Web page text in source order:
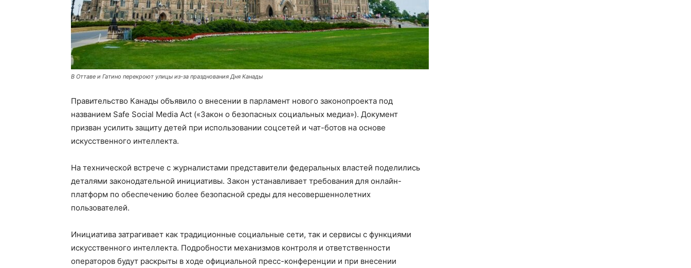
В Оттаве и Гатино перекроют улицы из-за празднования Дня Канады
Правительство Канады объявило о внесении в парламент нового законопроекта под
названием Safe Social Media Act («Закон о безопасных социальных медиа»). Документ
призван усилить защиту детей при использовании соцсетей и чат-ботов на основе
искусственного интеллекта.
На технической встрече с журналистами представители федеральных властей поделились
деталями законодательной инициативы. Закон устанавливает требования для онлайн-
платформ по обеспечению более безопасной среды для несовершеннолетних
пользователей.
Инициатива затрагивает как традиционные социальные сети, так и сервисы с функциями
искусственного интеллекта. Подробности механизмов контроля и ответственности
операторов будут раскрыты в ходе официальной пресс-конференции и при внесении